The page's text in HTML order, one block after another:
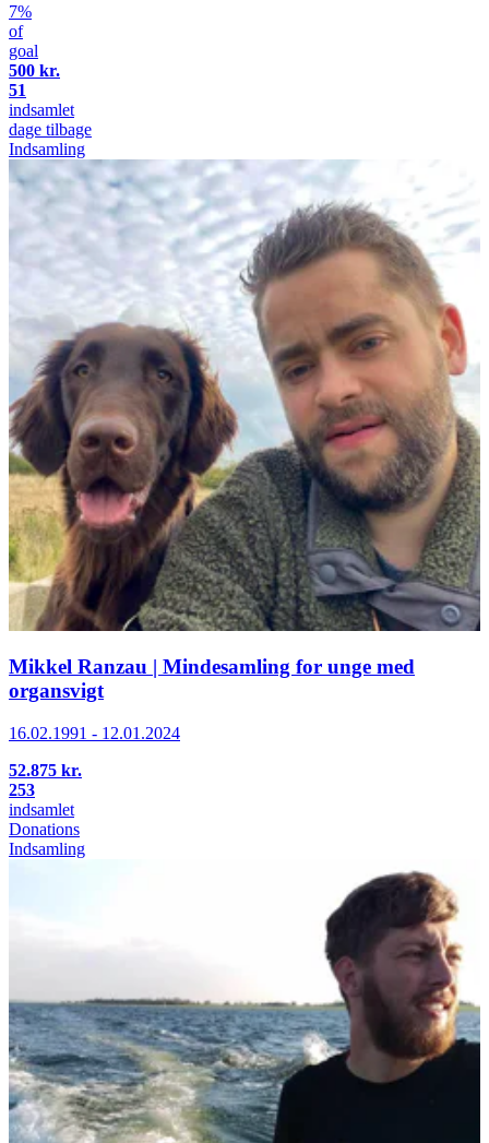
7%
of
goal
500 kr.
51
indsamlet
dage tilbage
Indsamling
Mikkel Ranzau | Mindesamling for unge med
organsvigt
16.02.1991 - 12.01.2024
52.875 kr.
253
indsamlet
Donations
Indsamling